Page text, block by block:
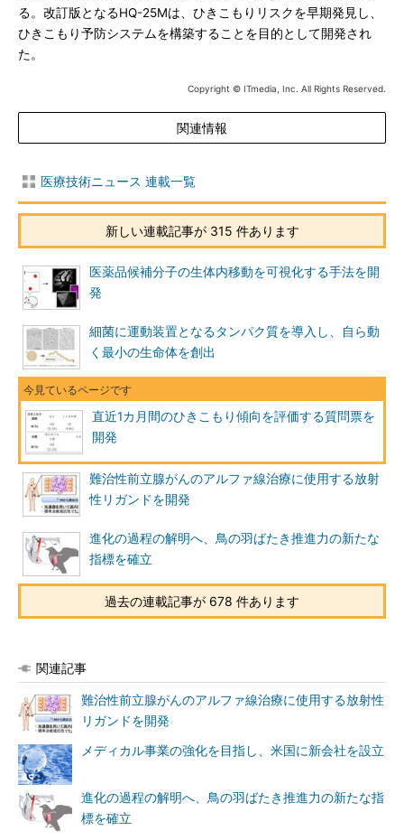
る。改訂版となるHQ-25Mは、ひきこもりリスクを早期発見し、
ひきこもり予防システムを構築することを目的として開発され
た。
Copyright © ITmedia, Inc. All Rights Reserved.
関連情報
医療技術ニュース 連載一覧
新しい連載記事が 315 件あります
医薬品候補分子の生体内移動を可視化する手法を開
発
細菌に運動装置となるタンパク質を導入し、自ら動
く最小の生命体を創出
直近1カ月間のひきこもり傾向を評価する質問票を
開発
難治性前立腺がんのアルファ線治療に使用する放射
性リガンドを開発
進化の過程の解明へ、鳥の羽ばたき推進力の新たな
指標を確立
過去の連載記事が 678 件あります
関連記事
難治性前立腺がんのアルファ線治療に使用する放射性
リガンドを開発
メディカル事業の強化を目指し、米国に新会社を設立
進化の過程の解明へ、鳥の羽ばたき推進力の新たな指
標を確立